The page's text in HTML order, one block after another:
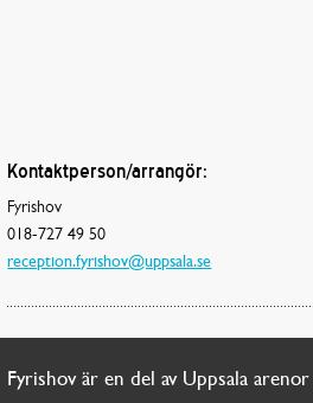
Kontaktperson/arrangör:
Fyrishov
018-727 49 50
reception.fyrishov@uppsala.se
Fyrishov är en del av Uppsala